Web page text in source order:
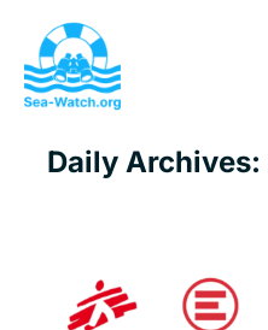
Daily Archives: